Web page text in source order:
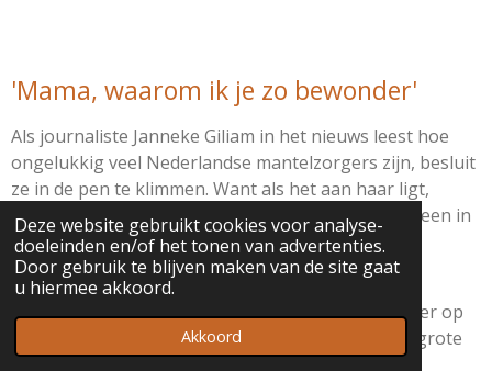
Deze website gebruikt cookies voor analyse-
doeleinden en/of het tonen van advertenties.
Door gebruik te blijven maken van de site gaat
u hiermee akkoord.
Akkoord
'Mama, waarom ik je zo bewonder'
Als journaliste Janneke Giliam in het nieuws leest hoe
ongelukkig veel Nederlandse mantelzorgers zijn, besluit
ze in de pen te klimmen. Want als het aan haar ligt,
verdienen alle mantelzorgers een dikke pluim, en een in
het bijzonder:
“Lieve Mama. Deze brief is voor jou. Omdat je van
liefhebbende partner plots de rol van mantelzorger op
je nam. Je zorgde voor ons en ineens ook voor je grote
liefde; je eigen man…”